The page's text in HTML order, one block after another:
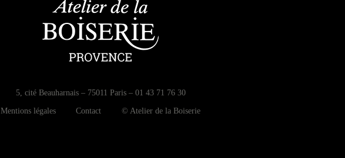
5, cité Beauharnais – 75011 Paris – 01 43 71 76 30
Mentions légales Contact © Atelier de la Boiserie